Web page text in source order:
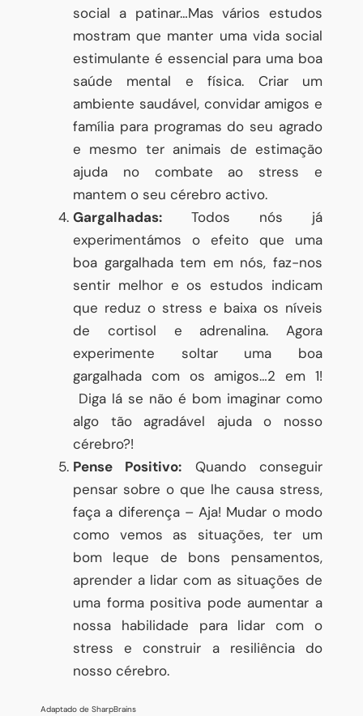
social a patinar…Mas vários estudos
mostram que manter uma vida social
estimulante é essencial para uma boa
saúde mental e física. Criar um
ambiente saudável, convidar amigos e
família para programas do seu agrado
e mesmo ter animais de estimação
ajuda no combate ao stress e
mantem o seu cérebro activo.
Gargalhadas: Todos nós já
experimentámos o efeito que uma
boa gargalhada tem em nós, faz-nos
sentir melhor e os estudos indicam
que reduz o stress e baixa os níveis
de cortisol e adrenalina. Agora
experimente soltar uma boa
gargalhada com os amigos…2 em 1!
Diga lá se não é bom imaginar como
algo tão agradável ajuda o nosso
cérebro?!
Pense Positivo: Quando conseguir
pensar sobre o que lhe causa stress,
faça a diferença – Aja! Mudar o modo
como vemos as situações, ter um
bom leque de bons pensamentos,
aprender a lidar com as situações de
uma forma positiva pode aumentar a
nossa habilidade para lidar com o
stress e construir a resiliência do
nosso cérebro.
Adaptado de SharpBrains